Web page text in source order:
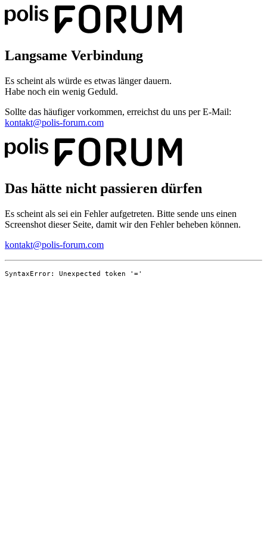
Langsame Verbindung
Es scheint als würde es etwas länger dauern.
Habe noch ein wenig Geduld.
Sollte das häufiger vorkommen, erreichst du uns per E-Mail:
kontakt@polis-forum.com
Das hätte nicht passieren dürfen
Es scheint als sei ein Fehler aufgetreten. Bitte sende uns einen
Screenshot dieser Seite, damit wir den Fehler beheben können.
kontakt@polis-forum.com
SyntaxError: Unexpected token '='